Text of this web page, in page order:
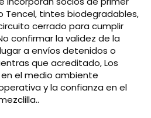
Tencel, tintes biodegradables,
cerrado para cumplir
confirmar la validez de la
a envíos detenidos o
que acreditado, Los
el medio ambiente
y la confianza en el